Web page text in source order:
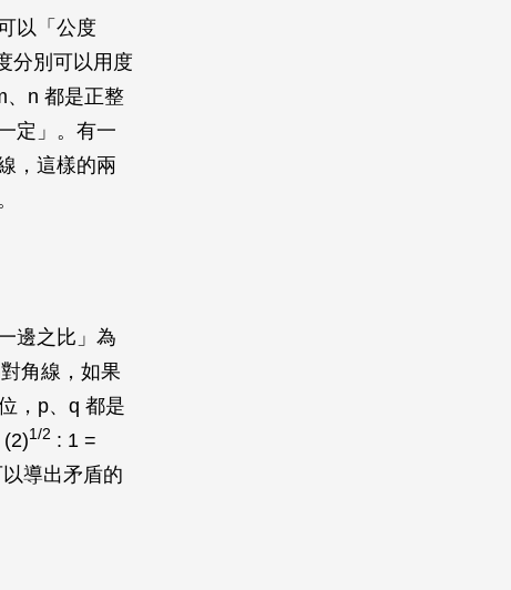
以「公度
分別可以用度
、 n 都是正整
定」。有一
，這樣的兩
邊之比」為
角線，如果
， p、 q 都是
1/2 : 1 =
導出矛盾的